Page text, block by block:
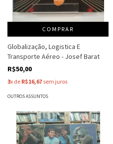
COMPRAR
Globalização, Logistica E
Transporte Aéreo - Josef Barat
R$50,00
3x de R$16,67 sem juros
OUTROS ASSUNTOS